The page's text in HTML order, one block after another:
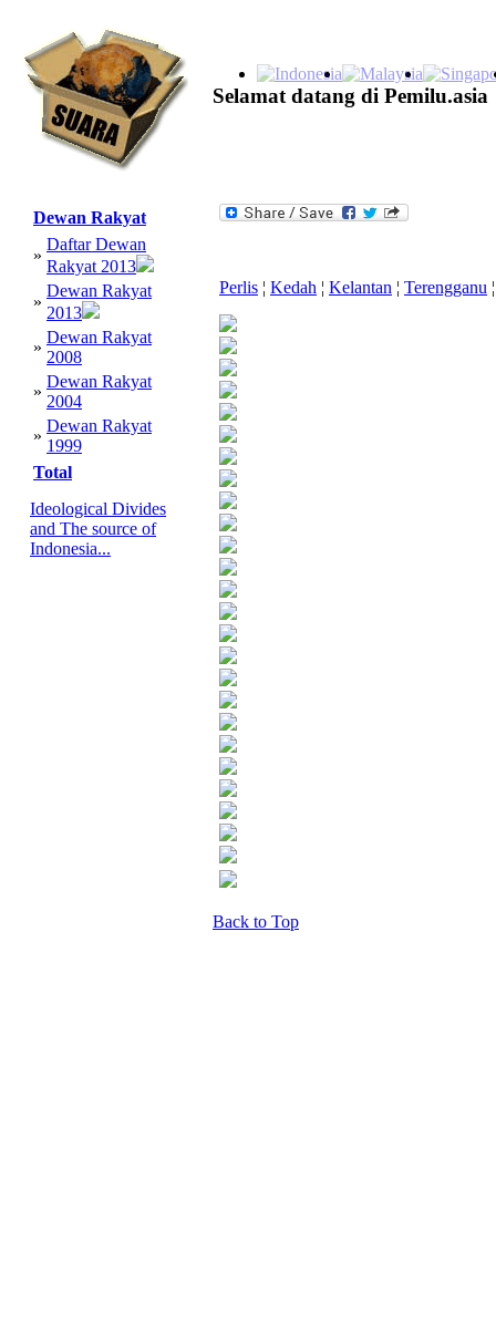
Selamat datang di Pemilu.asia
Dewan Rakyat
»
Daftar Dewan
Rakyat 2013
»
Dewan Rakyat
2013
»
Dewan Rakyat
2008
»
Dewan Rakyat
2004
»
Dewan Rakyat
1999
Total
Ideological Divides
and The source of
Indonesia...
Perlis ¦ Kedah ¦ Kelantan ¦ Terengganu ¦
Back to Top